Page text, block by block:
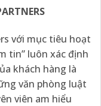
với mục tiêu hoạt
tin” luôn xác định
khách hàng là
văn phòng luật
viên am hiểu